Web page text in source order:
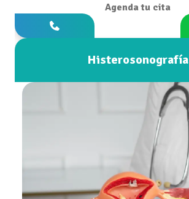
Agenda tu cita
Histerosonografía